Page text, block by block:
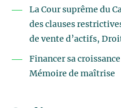
La Cour suprême du
des clauses
de vente d’actifs,
Financer sa
Mémoire de maîtrise